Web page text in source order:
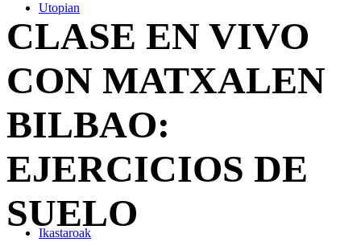
Utopian
Ikastaroak
CLASE EN VIVO
CON MATXALEN
BILBAO:
EJERCICIOS DE
SUELO